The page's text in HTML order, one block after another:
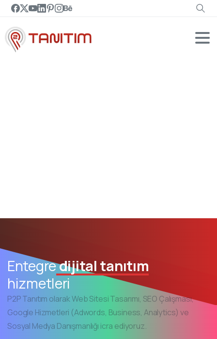
Entegredijital tanıtım
hizmetleri
P2P Tanıtım olarak Web Sitesi Tasarımı, SEO Çalışması,
Google Hizmetleri (Adwords, Business, Analytics) ve
Sosyal Medya Danışmanlığı icra ediyoruz.